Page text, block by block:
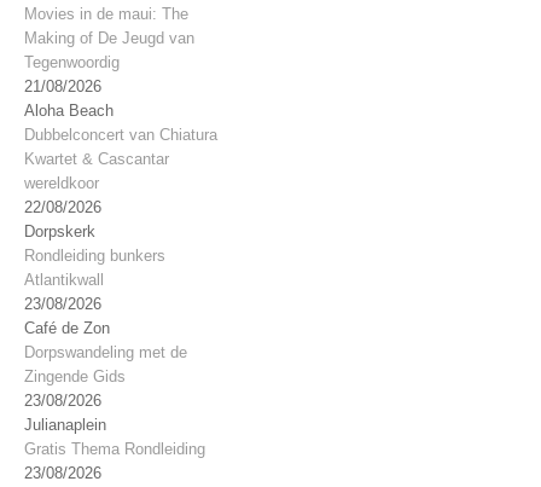
Movies in de maui: The
Making of De Jeugd van
Tegenwoordig
21/08/2026
Aloha Beach
Dubbelconcert van Chiatura
Kwartet & Cascantar
wereldkoor
22/08/2026
Dorpskerk
Rondleiding bunkers
Atlantikwall
23/08/2026
Café de Zon
Dorpswandeling met de
Zingende Gids
23/08/2026
Julianaplein
Gratis Thema Rondleiding
23/08/2026